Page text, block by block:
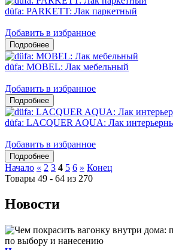
düfa: PARKETT: Лак паркетный
Добавить в избранное
düfa: MOBEL: Лак мебельный
Добавить в избранное
düfa: LACQUER AQUA: Лак
Добавить в избранное
Начало « 2 3 4 5 6 » Конец
Товары 49 - 64 из 270
Новости